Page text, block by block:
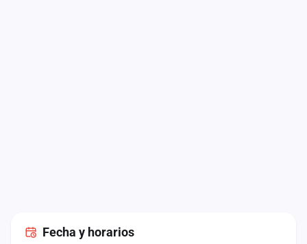
Fecha y horarios
Administración